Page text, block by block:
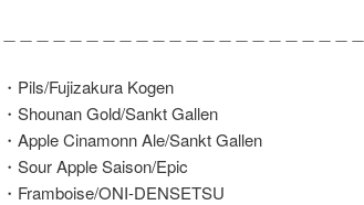
・Pils/Fujizakura Kogen
・Shounan Gold/Sankt Gallen
・Apple Cinamonn Ale/Sankt Gallen
・Sour Apple Saison/Epic
・Framboise/ONI-DENSETSU